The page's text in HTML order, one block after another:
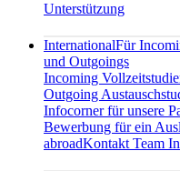
Unterstützung
InternationalFür
und Outgoings
Incoming
Outgoing
Infocorner für unsere
Bewerbung für ein
abroadKontakt Team